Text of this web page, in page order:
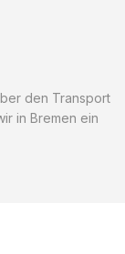
den Transport
in Bremen ein